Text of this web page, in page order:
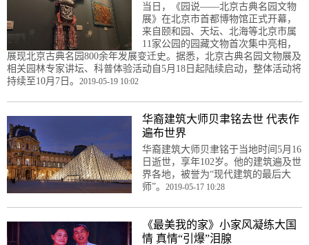
当日，《园说——北京古典名园文物
展》在北京市首都博物馆正式开幕，
来自颐和园、天坛、北海等北京市属
11家公园的园藏文物首次集中亮相，
展现北京古典名园800余年发展变迁史。据悉，北京古典名园文物展及
相关园林专家讲坛、科普体验活动自5月18日起陆续启动，整体活动将
持续至10月7日。 2019-05-19 10:02
华裔建筑大师贝聿铭去世 代表作
遍布世界
华裔建筑大师贝聿铭于当地时间5月16
日逝世，享年102岁。他的建筑遍及世
界各地，被誉为“现代建筑的最后大
师”。 2019-05-17 10:28
《最美我的家》小家风凝练大国
情 真情“引爆”泪腺